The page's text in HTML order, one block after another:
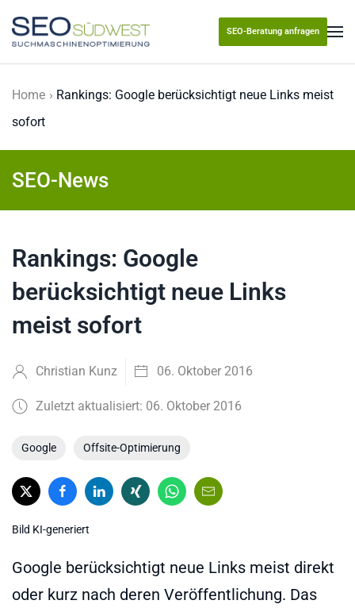
Skip to main content
SEO-Beratung anfragen
Home
Rankings: Google berücksichtigt neue Links meist
sofort
SEO-News
Rankings: Google
berücksichtigt neue Links
meist sofort
Christian Kunz 06. Oktober 2016
Zuletzt aktualisiert: 06. Oktober 2016
Google Offsite-Optimierung
Bild KI-generiert
Google berücksichtigt neue Links meist direkt
oder kurz nach deren Veröffentlichung. Das